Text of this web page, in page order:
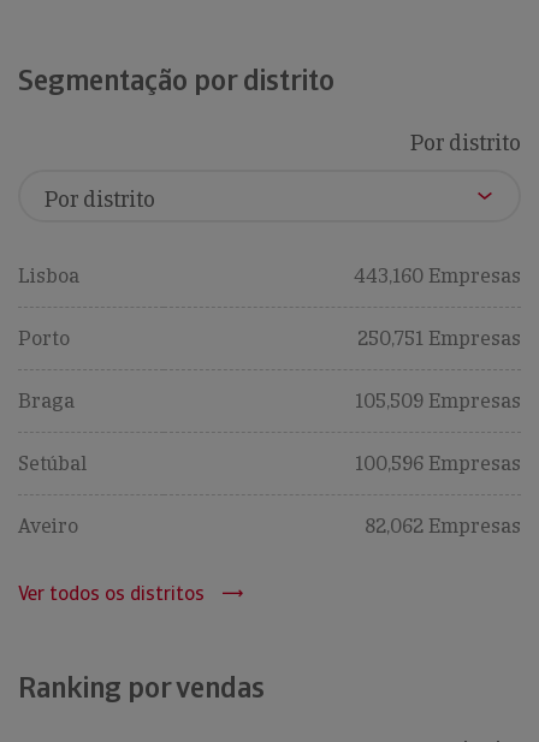
Segmentação por distrito
Por distrito
Lisboa 443,160 Empresas
Porto 250,751 Empresas
Braga 105,509 Empresas
Setúbal 100,596 Empresas
Aveiro 82,062 Empresas
Ver todos os distritos
Ranking por vendas